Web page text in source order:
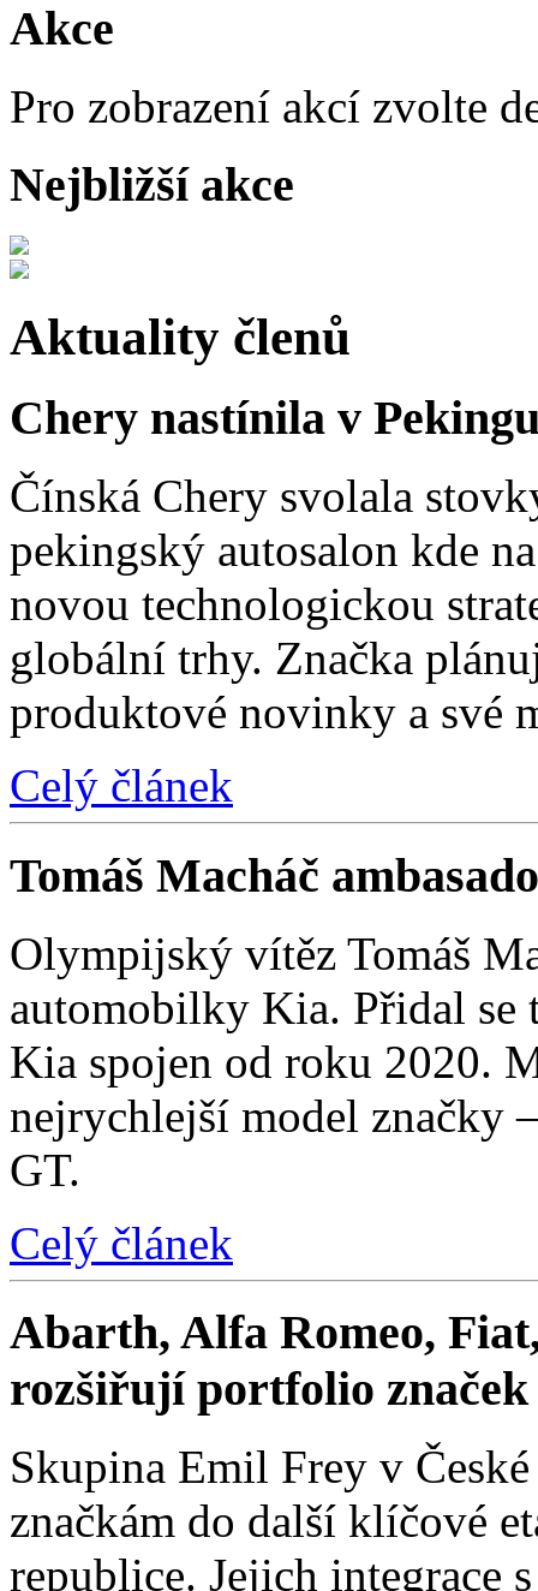
Akce
Pro zobrazení akcí zvolte
Nejbližší akce
Aktuality členů
Chery nastínila v
Čínská Chery svolala
pekingský autosalon kde
novou technologickou
globální trhy. Značka
produktové novinky a své
Celý článek
Tomáš Macháč
Olympijský vítěz Tomáš
automobilky Kia. Přidal se
Kia spojen od roku 2020.
nejrychlejší model značky
GT.
Celý článek
Abarth, Alfa Romeo,
rozšiřují portfolio
Skupina Emil Frey v
značkám do další klíčové
republice. Jejich integrace